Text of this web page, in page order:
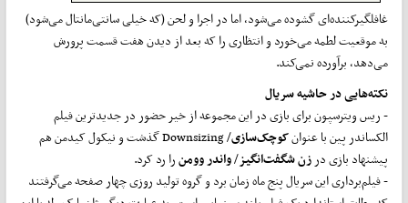
غافلگیرکننده‌ای گشوده می‌شود، اما در اجرا و لحن (که خیلی سانتی‌مانتال می‌شود)
به موقعیت لطمه می‌خورد و انتظاری را که بعد از دیدن هفت قسمت پرورش
می‌دهد، برآورده نمی‌کند.
نکته‌هایی در حاشیه سریال
- ریس ویترسپون برای بازی در این مجموعه از خیر حضور در جدیدترین فیلم
الکساندر پین با عنوانکوچک‌سازی
/ Downsizing گذشت و نیکول کیدمن هم
پیشنهاد بازی در زن شگفت‌انگیز/واندر وومنرا رد کرد.
- فیلم‌برداری این سریال پنج ماه زمان برد و گروه تولید روزی چهار صفحه می‌گرفتند